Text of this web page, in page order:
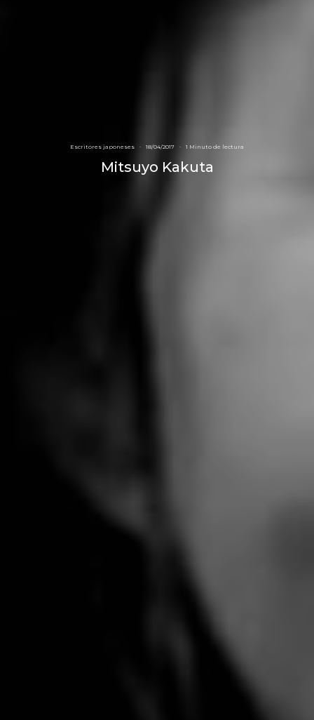
Escritores japoneses · 18/04/2017 · 1 Minuto de lectura
Mitsuyo Kakuta